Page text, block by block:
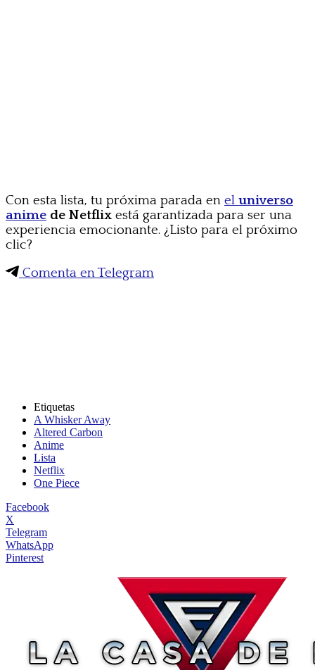
Con esta lista, tu próxima parada en el universo
anime de Netflix está garantizada para ser una
experiencia emocionante. ¿Listo para el próximo
clic?
Comenta en Telegram
Etiquetas
A Whisker Away
Altered Carbon
Anime
Lista
Netflix
One Piece
Facebook
X
Telegram
WhatsApp
Pinterest